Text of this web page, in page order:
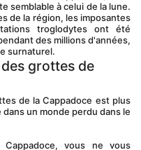
semblable à celui de la lune.
de la région, les imposantes
troglodytes ont été
des millions d'années,
surnaturel.
grottes de
un monde perdu dans le